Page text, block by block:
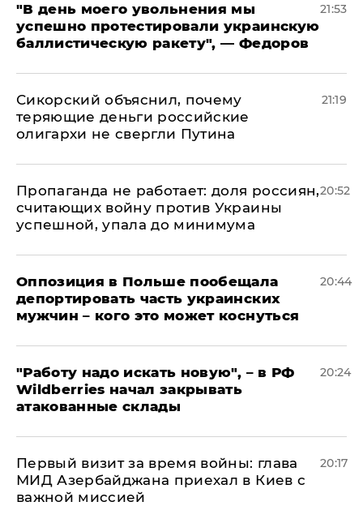
​"В день моего увольнения мы
успешно протестировали украинскую
баллистическую ракету", — Федоров
21:53
Сикорский объяснил, почему
теряющие деньги российские
олигархи не свергли Путина
21:19
​Пропаганда не работает: доля россиян,
считающих войну против Украины
успешной, упала до минимума
20:52
Оппозиция в Польше пообещала
депортировать часть украинских
мужчин – кого это может коснуться
20:44
"Работу надо искать новую", – в РФ
Wildberries начал закрывать
атакованные склады
20:24
Первый визит за время войны: глава
МИД Азербайджана приехал в Киев с
важной миссией
20:17